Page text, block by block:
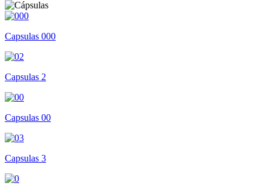
Capsulas 000
Capsulas 2
Capsulas 00
Capsulas 3